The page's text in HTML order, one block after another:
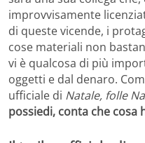
improvvisamente
di queste vicende, i
cose materiali non
vi è qualcosa di più
oggetti e dal denaro.
ufficiale di Natale, folle
possiedi, conta che cosa